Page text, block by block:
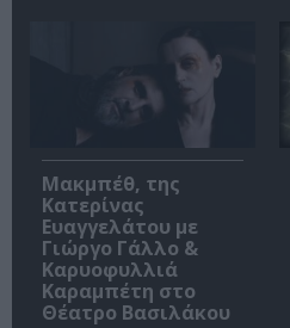
Μακμπέθ, της
Κατερίνας
Ευαγγελάτου με
Γιώργο Γάλλο &
Καρυοφυλλιά
Καραμπέτη στο
Θέατρο Βασιλάκου